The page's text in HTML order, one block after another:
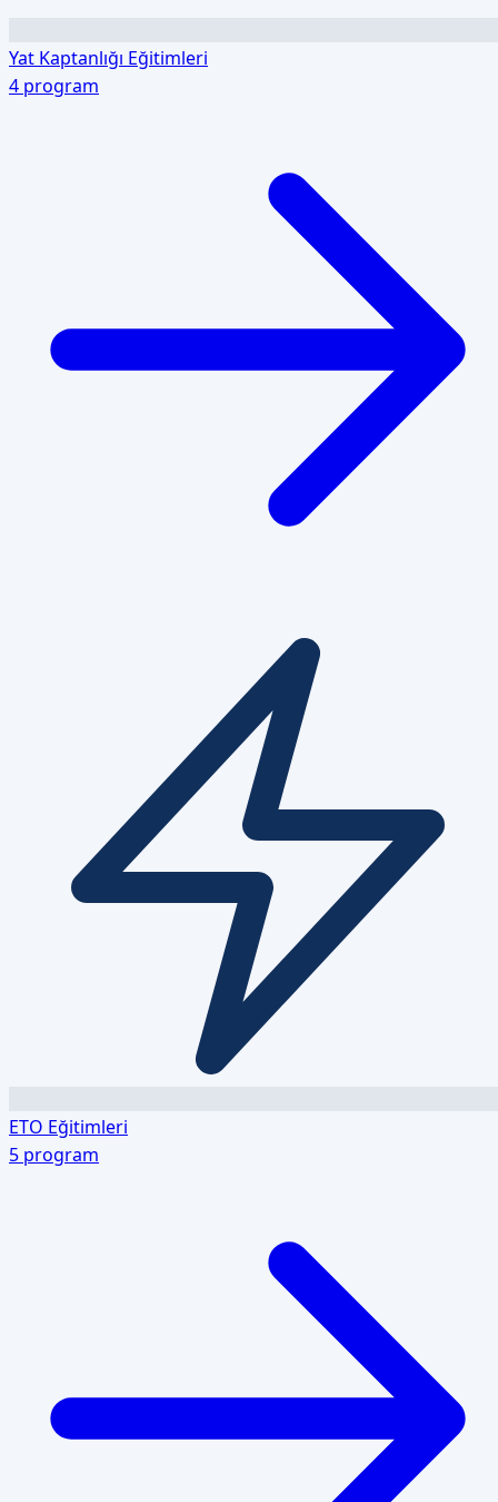
Yat Kaptanlığı Eğitimleri
4 program
ETO Eğitimleri
5 program